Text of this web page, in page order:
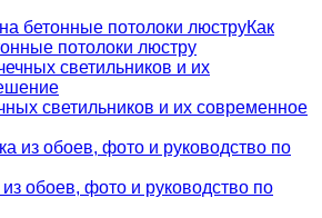
Как
потолоки люстру
светильников и их современное
обоев, фото и руководство по